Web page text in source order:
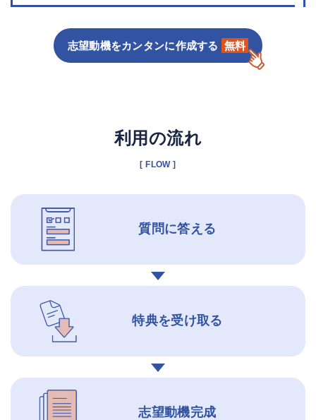
志望動機をカンタンに作成する 無料
利用の流れ
[ FLOW ]
質問に答える
特典を受け取る
志望動機完成